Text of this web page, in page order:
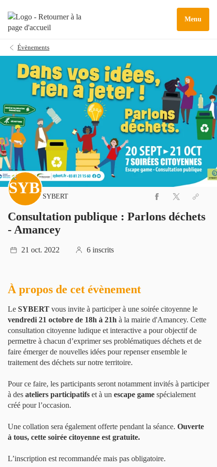
Menu
Évènements
SYBERT
Consultation publique : Parlons déchets
- Amancey
21 oct. 2022 6 inscrits
À propos de cet évènement
Le SYBERT vous invite à participer à une soirée citoyenne le
vendredi 21 octobre de 18h à 21h à la mairie d'Amancey. Cette
consultation citoyenne ludique et interactive a pour objectif de
permettre à chacun d’exprimer ses problématiques déchets et de
faire émerger de nouvelles idées pour repenser ensemble le
traitement des déchets sur notre territoire.
Pour ce faire, les participants seront notamment invités à participer
à des ateliers participatifs et à un escape game spécialement
créé pour l’occasion.
Une collation sera également offerte pendant la séance. Ouverte
à tous, cette soirée citoyenne est gratuite.
L’inscription est recommandée mais pas obligatoire.